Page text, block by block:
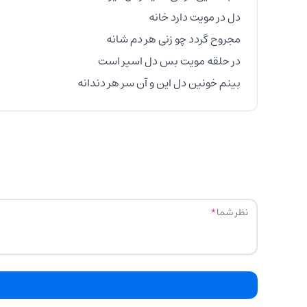
بینم خونین دل این و آن سر هر دندانه
نظر شما